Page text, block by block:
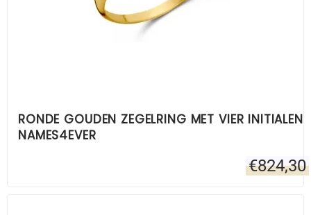
RONDE GOUDEN ZEGELRING MET VIER INITIALEN
NAMES4EVER
€824,30